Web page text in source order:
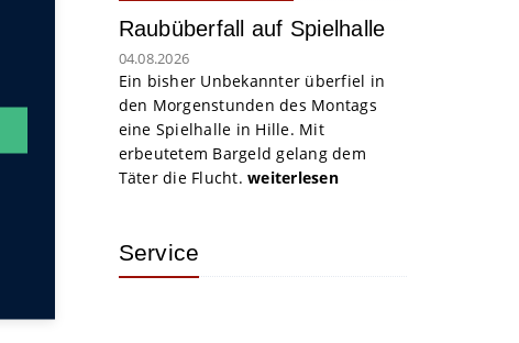
Raubüberfall auf Spielhalle
04.08.2026
Ein bisher Unbekannter überfiel in
den Morgenstunden des Montags
eine Spielhalle in Hille. Mit
erbeutetem Bargeld gelang dem
Täter die Flucht. weiterlesen
Service